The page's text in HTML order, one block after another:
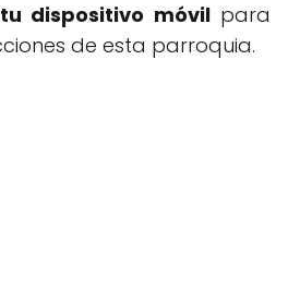
dispositivo móvilpara
de esta parroquia.